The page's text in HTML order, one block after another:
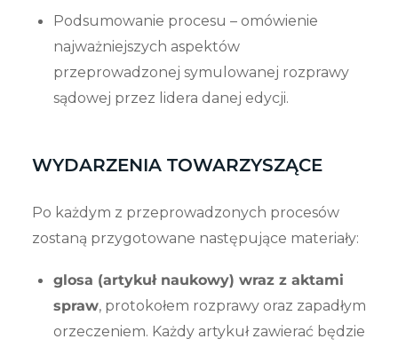
Podsumowanie procesu – omówienie
najważniejszych aspektów
przeprowadzonej symulowanej rozprawy
sądowej przez lidera danej edycji.
WYDARZENIA TOWARZYSZĄCE
Po każdym z przeprowadzonych procesów
zostaną przygotowane następujące materiały:
glosa (artykuł naukowy) wraz z aktami
spraw, protokołem rozprawy oraz zapadłym
orzeczeniem. Każdy artykuł zawierać będzie